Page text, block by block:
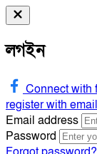
লগইন
Connect with
register with email
Email address
Password